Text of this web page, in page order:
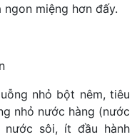
miệng hơn đấy.
nhỏ bột nêm, tiêu
nhỏ nước hàng (nước
sôi, ít đầu hành